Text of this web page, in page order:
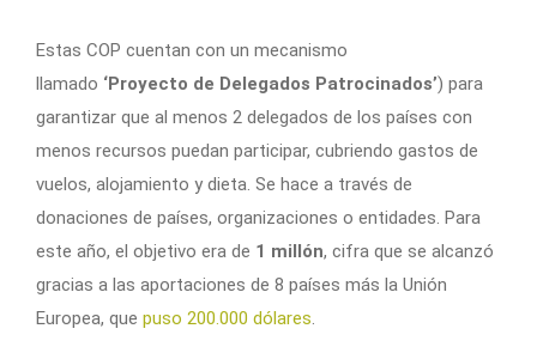
Estas COP cuentan con un mecanismo
llamado ‘Proyecto de Delegados Patrocinados’) para
garantizar que al menos 2 delegados de los países con
menos recursos puedan participar, cubriendo gastos de
vuelos, alojamiento y dieta. Se hace a través de
donaciones de países, organizaciones o entidades. Para
este año, el objetivo era de 1 millón, cifra que se alcanzó
gracias a las aportaciones de 8 países más la Unión
Europea, que puso 200.000 dólares.